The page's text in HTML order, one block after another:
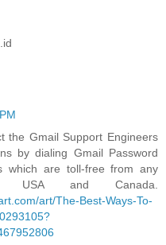
the Gmail Support Engineers
by dialing Gmail Password
which are toll-free from any
USA and Canada.
art/The-Best-Ways-To-